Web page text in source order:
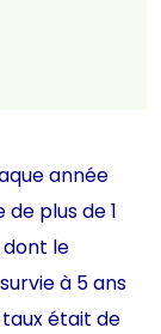
année
plus de 1
dont le
à 5 ans
taux était de